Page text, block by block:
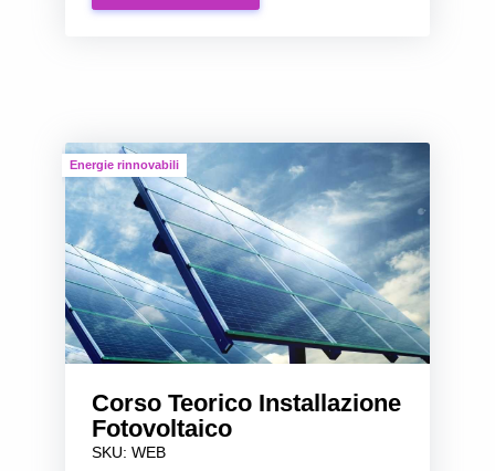
Energie rinnovabili
Corso Teorico Installazione
Fotovoltaico
SKU: WEB